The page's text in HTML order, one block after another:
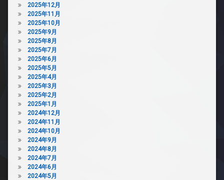
2025年12月
2025年11月
2025年10月
2025年9月
2025年8月
2025年7月
2025年6月
2025年5月
2025年4月
2025年3月
2025年2月
2025年1月
2024年12月
2024年11月
2024年10月
2024年9月
2024年8月
2024年7月
2024年6月
2024年5月